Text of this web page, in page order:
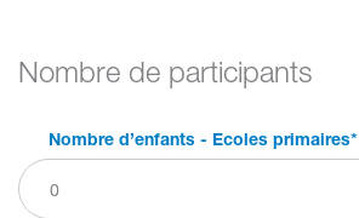
Nombre de participants
Nombre d’enfants - Ecoles primaires*